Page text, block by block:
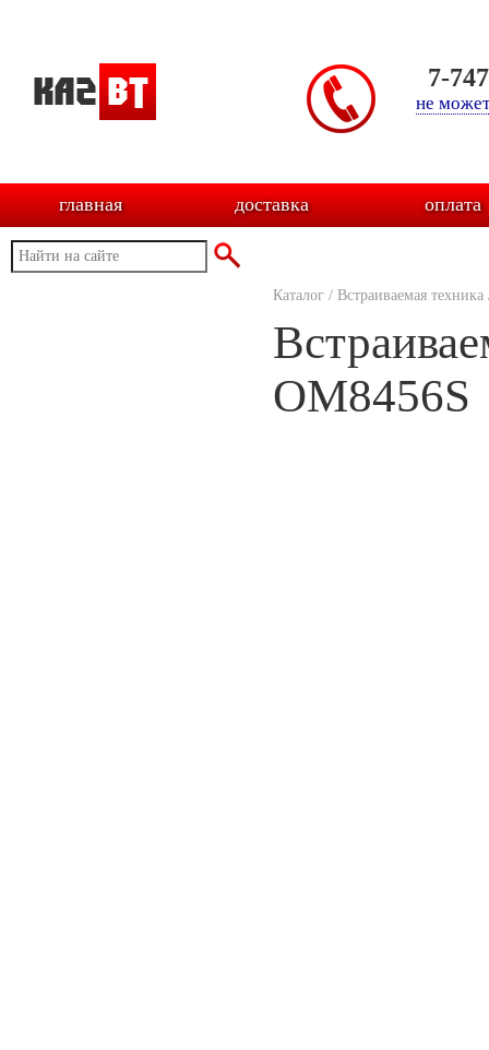
7-
не
главная доставка оплата
Каталог / Встраиваемая техника
OM8456S